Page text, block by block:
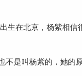
生在北京，杨紫相
不是叫杨紫的，她的